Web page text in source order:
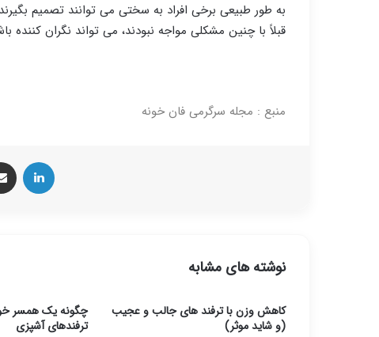
به طور طبیعی برخی افراد به سختی می توانند تصمیم
قبلاً با چنین مشکلی مواجه نبودند، می تواند نگران کننده
منبع : مجله سرگرمی فان خونه
نوشته های مشابه
کاهش وزن با ترفند های جالب و عجیب
(و شاید موثر)
چگونه یک همسر
ترفندهای آشپزی